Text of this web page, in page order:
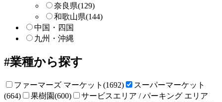
奈良県(129)
和歌山県(144)
中国・四国
九州・沖縄
業種から探す
ファーマーズ マーケット(1692)
スーパーマーケット
(664)
果樹園(600)
サービスエリア / パーキング エリア